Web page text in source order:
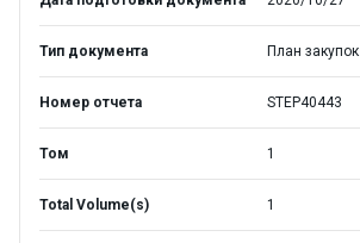
Тип документа План закупок
Номер отчета STEP40443
Том 1
Total Volume(s) 1